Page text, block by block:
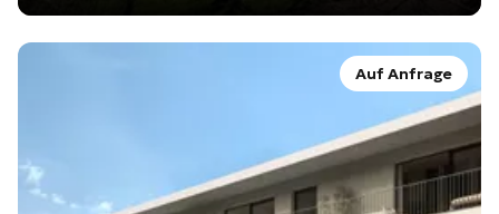
Auf Anfrage